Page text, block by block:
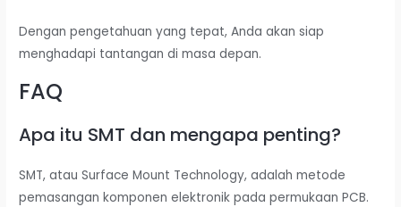
Dengan pengetahuan yang tepat, Anda akan siap
menghadapi tantangan di masa depan.
FAQ
Apa itu SMT dan mengapa penting?
SMT, atau Surface Mount Technology, adalah metode
pemasangan komponen elektronik pada permukaan PCB.